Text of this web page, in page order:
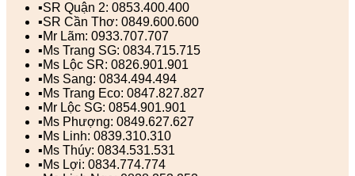
▪️SR Quận 2: 0853.400.400
▪️SR Cần Thơ: 0849.600.600
▪️Mr Lãm: 0933.707.707
▪️Ms Trang SG: 0834.715.715
▪️Ms Lộc SR: 0826.901.901
▪️Ms Sang: 0834.494.494
▪️Ms Trang Eco: 0847.827.827
▪️Mr Lộc SG: 0854.901.901
▪️Ms Phượng: 0849.627.627
▪️Ms Linh: 0839.310.310
▪️Ms Thúy: 0834.531.531
▪️Ms Lợi: 0834.774.774